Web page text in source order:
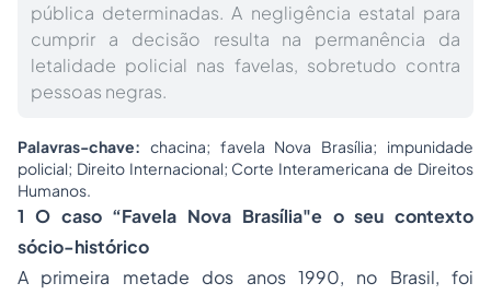
pública determinadas. A negligência estatal para
cumprir a decisão resulta na permanência da
letalidade policial nas favelas, sobretudo contra
pessoas negras.
Palavras-chave: chacina; favela Nova Brasília; impunidade
policial; Direito Internacional; Corte Interamericana de Direitos
Humanos.
1 O caso “Favela Nova Brasília"e o seu contexto
sócio-histórico
A primeira metade dos anos 1990, no Brasil, foi